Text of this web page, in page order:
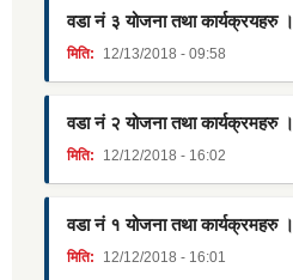
वडा नं ३ योजना तथा कार्यक्रयहरु ।
मिति: 12/13/2018 - 09:58
वडा नं २ योजना तथा कार्यक्रमहरु ।
मिति: 12/12/2018 - 16:02
वडा नं १ योजना तथा कार्यक्रमहरु ।
मिति: 12/12/2018 - 16:01